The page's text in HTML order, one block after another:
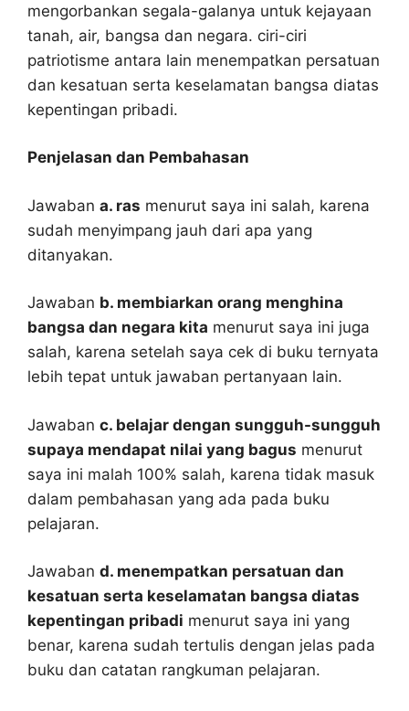
mengorbankan segala-galanya untuk kejayaan
tanah, air, bangsa dan negara. ciri-ciri
patriotisme antara lain menempatkan persatuan
dan kesatuan serta keselamatan bangsa diatas
kepentingan pribadi.
Penjelasan dan Pembahasan
Jawaban a. ras menurut saya ini salah, karena
sudah menyimpang jauh dari apa yang
ditanyakan.
Jawaban b. membiarkan orang menghina
bangsa dan negara kita menurut saya ini juga
salah, karena setelah saya cek di buku ternyata
lebih tepat untuk jawaban pertanyaan lain.
Jawaban c. belajar dengan sungguh-sungguh
supaya mendapat nilai yang bagus menurut
saya ini malah 100% salah, karena tidak masuk
dalam pembahasan yang ada pada buku
pelajaran.
Jawaban d. menempatkan persatuan dan
kesatuan serta keselamatan bangsa diatas
kepentingan pribadi menurut saya ini yang
benar, karena sudah tertulis dengan jelas pada
buku dan catatan rangkuman pelajaran.